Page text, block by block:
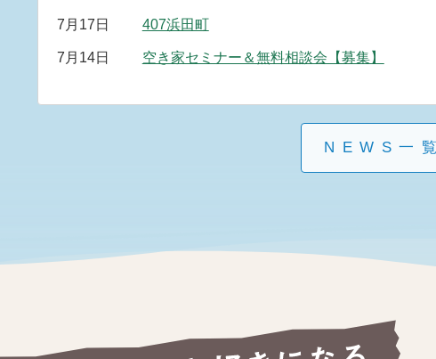
7月17日 407浜田町
7月14日 空き家セミナー＆無料相談会【募集】
NEWS一覧